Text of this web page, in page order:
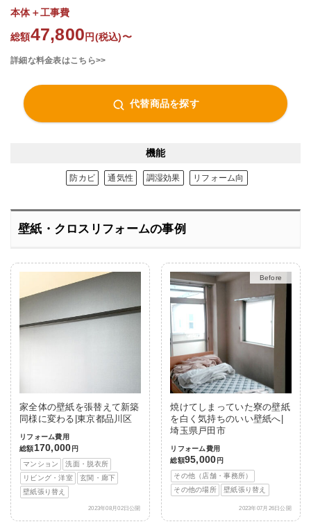
本体＋工事費
総額47,800 円(税込)〜
詳細な料金表はこちら>>
代替商品を探す
機能
防カビ 通気性 調湿効果 リフォーム向
壁紙・クロスリフォームの事例
家全体の壁紙を張替えて新築
同様に変わる|東京都品川区
リフォーム費用
総額170,000 円
マンション
洗面・脱衣所
リビング・洋室
玄関・廊下
壁紙張り替え
2023年08月02日公開
Before
After
焼けてしまっていた寮の壁紙
を白く気持ちのいい壁紙へ|
埼玉県戸田市
リフォーム費用
総額95,000 円
その他（店舗・事務所）
その他の場所
壁紙張り替え
2023年07月26日公開